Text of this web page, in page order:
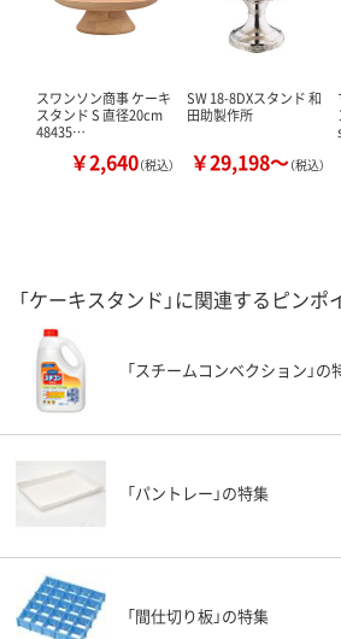
スワンソン商事 ケーキ
スタンド S 直径20cm
48435…
￥2,640（税込）
SW 18-8DXスタンド 和
田助製作所
￥29,198～（税込）
「ケーキスタンド」に関連するピンポ
「スチームコンベクション」の
「パントレー」の特集
「間仕切り板」の特集